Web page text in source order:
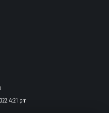
4:21 pm